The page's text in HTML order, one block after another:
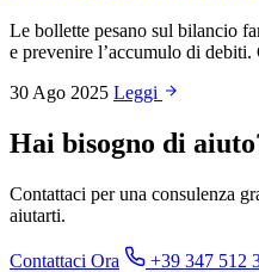
Le bollette pesano sul bilancio
e prevenire l’accumulo di
30 Ago 2025 Leggi
Hai bisogno di
Contattaci per una consulenza
aiutarti.
Contattaci Ora +39 347 512